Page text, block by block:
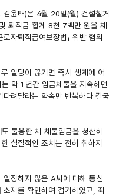
김윤태)은 4월 20일(월) 건설철거
퇴직금 합계 8천 7백만 원을 체
로자퇴직급여보장법」 위반 혐의
일당이 끊기면 즉시 생계에 어
약 1년간 임금체불을 지속하면
려달라는 약속만 반복하다 결국
불응한 채 체불임금을 청산하
실질적인 조치는 전혀 취하지
일정하지 않은 A씨에 대해 통신
재를 확인하여 검거하였고, 죄